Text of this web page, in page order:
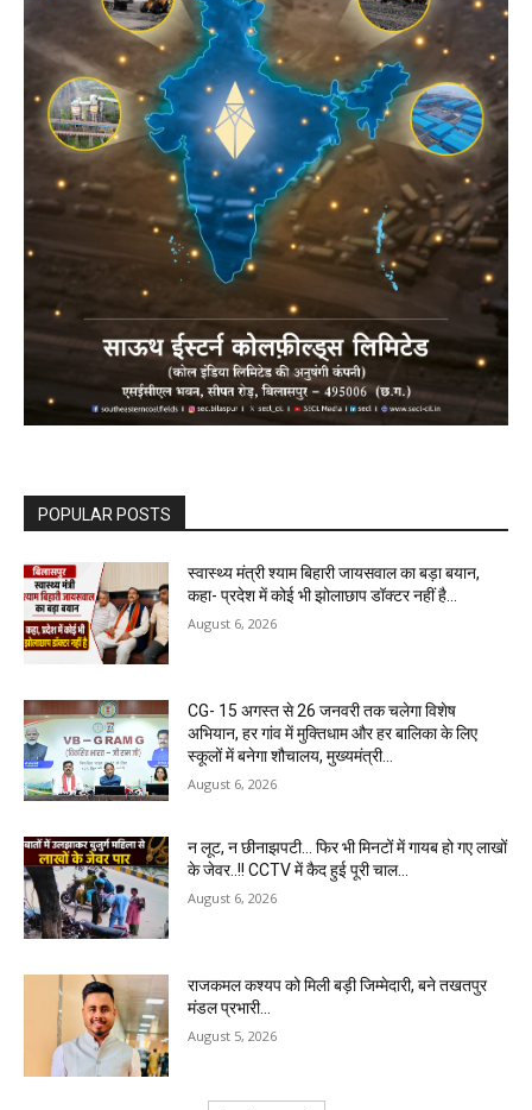
POPULAR POSTS
स्वास्थ्य मंत्री श्याम बिहारी जायसवाल का बड़ा बयान,
कहा- प्रदेश में कोई भी झोलाछाप डॉक्टर नहीं है…
August 6, 2026
CG- 15 अगस्त से 26 जनवरी तक चलेगा विशेष
अभियान, हर गांव में मुक्तिधाम और हर बालिका के लिए
स्कूलों में बनेगा शौचालय, मुख्यमंत्री...
August 6, 2026
न लूट, न छीनाझपटी… फिर भी मिनटों में गायब हो गए लाखों
के जेवर..!! CCTV में कैद हुई पूरी चाल…
August 6, 2026
राजकमल कश्यप को मिली बड़ी जिम्मेदारी, बने तखतपुर
मंडल प्रभारी…
August 5, 2026